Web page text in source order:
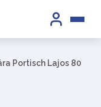
Portisch Lajos 80